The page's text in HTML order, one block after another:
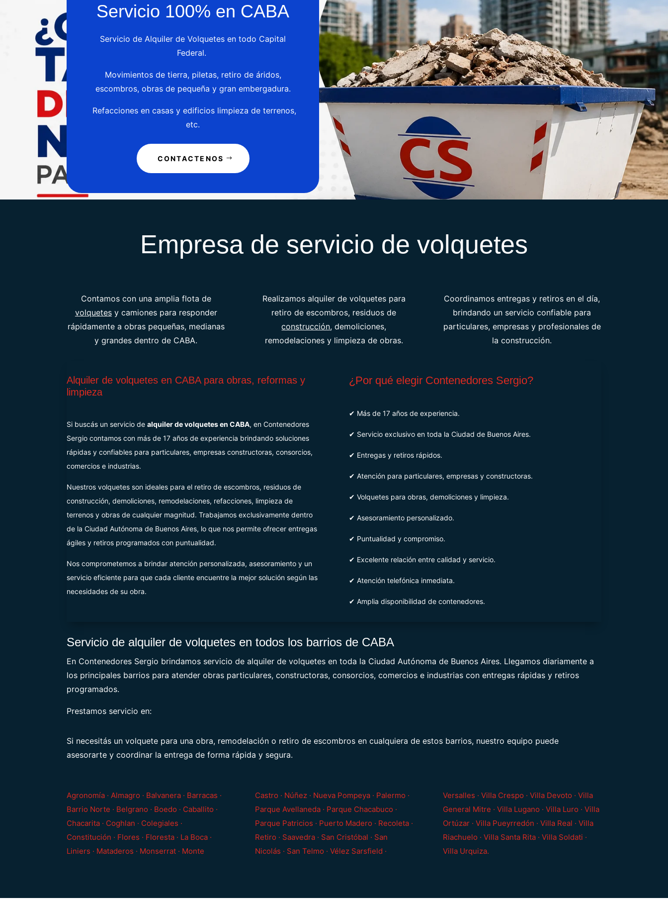
Servicio 100% en CABA
Servicio de Alquiler de Volquetes en todo Capital
Federal. ​
Movimientos de tierra, piletas, retiro de áridos,
escombros, obras de pequeña y gran embergadura.
Refacciones en casas y edificios limpieza de terrenos,
etc.
CONTACTENOS
Empresa de servicio de volquetes
Contamos con una amplia flota de
volquetesy camiones para responder
rápidamente a obras pequeñas, medianas
y grandes dentro de CABA.
Realizamos alquiler de volquetes para
retiro de escombros, residuos de
construcción, demoliciones,
remodelaciones y limpieza de obras.
Coordinamos entregas y retiros en el día,
brindando un servicio confiable para
particulares, empresas y profesionales de
la construcción.
Alquiler de volquetes en CABA para obras, reformas y
limpieza
Si buscás un servicio dealquiler de volquetes en CABA, en Contenedores
Sergio contamos con más de 17 años de experiencia brindando soluciones
rápidas y confiables para particulares, empresas constructoras, consorcios,
comercios e industrias.
Nuestros volquetes son ideales para el retiro de escombros, residuos de
construcción, demoliciones, remodelaciones, refacciones, limpieza de
terrenos y obras de cualquier magnitud. Trabajamos exclusivamente dentro
de la Ciudad Autónoma de Buenos Aires, lo que nos permite ofrecer entregas
ágiles y retiros programados con puntualidad.
Nos comprometemos a brindar atención personalizada, asesoramiento y un
servicio eficiente para que cada cliente encuentre la mejor solución según las
necesidades de su obra.
¿Por qué elegir Contenedores Sergio?
✔ Más de 17 años de experiencia.
✔ Servicio exclusivo en toda la Ciudad de Buenos Aires.
✔ Entregas y retiros rápidos.
✔ Atención para particulares, empresas y constructoras.
✔ Volquetes para obras, demoliciones y limpieza.
✔ Asesoramiento personalizado.
✔ Puntualidad y compromiso.
✔ Excelente relación entre calidad y servicio.
✔ Atención telefónica inmediata.
✔ Amplia disponibilidad de contenedores.
Servicio de alquiler de volquetes en todos los barrios de CABA
En Contenedores Sergio brindamos servicio de alquiler de volquetes en toda la Ciudad Autónoma de Buenos Aires. Llegamos diariamente a
los principales barrios para atender obras particulares, constructoras, consorcios, comercios e industrias con entregas rápidas y retiros
programados.
Prestamos servicio en:
Si necesitás un volquete para una obra, remodelación o retiro de escombros en cualquiera de estos barrios, nuestro equipo puede
asesorarte y coordinar la entrega de forma rápida y segura.
Agronomía · Almagro · Balvanera · Barracas ·
Barrio Norte · Belgrano · Boedo · Caballito ·
Chacarita · Coghlan · Colegiales ·
Constitución · Flores · Floresta · La Boca ·
Liniers · Mataderos · Monserrat · Monte
Castro · Núñez · Nueva Pompeya · Palermo ·
Parque Avellaneda · Parque Chacabuco ·
Parque Patricios · Puerto Madero · Recoleta ·
Retiro · Saavedra · San Cristóbal · San
Nicolás · San Telmo · Vélez Sarsfield ·
Versalles · Villa Crespo · Villa Devoto · Villa
General Mitre · Villa Lugano · Villa Luro · Villa
Ortúzar · Villa Pueyrredón · Villa Real · Villa
Riachuelo · Villa Santa Rita · Villa Soldati ·
Villa Urquiza.